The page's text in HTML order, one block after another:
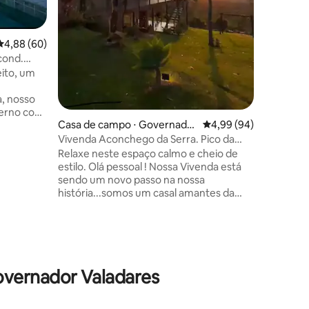
de uma avaliação média de 5, 60 avaliações
4,88 (60)
um
nosso
com
Casa de campo ⋅ Governador
Valadares
4,99 de uma
4,99 (94)
Vivenda Aconchego da Serra. Pico da
Ibituruna
Relaxe neste espaço calmo e cheio de
estilo. Olá pessoal ! Nossa Vivenda está
sendo um novo passo na nossa
história...somos um casal amantes da
que querem um aconchego na natureza.
Um clima de montanha e uma vista
Valadares